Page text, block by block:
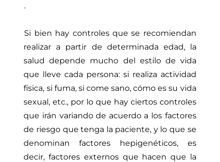
.⁣
Si bien hay controles que se recomiendan
realizar a partir de determinada edad, la
salud depende mucho del estilo de vida
que lleve cada persona: si realiza actividad
física, si fuma, si come sano, cómo es su vida
sexual, etc., por lo que hay ciertos controles
que irán variando de acuerdo a los factores
de riesgo que tenga la paciente, y lo que se
denominan factores hepigenéticos, es
decir, factores externos que hacen que la